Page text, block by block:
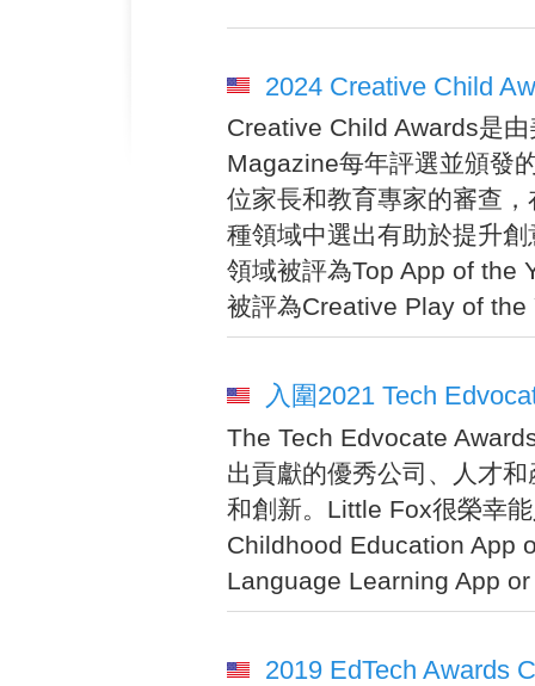
2024 Creative Child
Creative Child Awards是
Magazine每年評選並頒發
位家長和教育專家的審查
種領域中選出有助於提升
領域被評為Top App of the
被評為Creative Play of the
入圍2021 Tech
The Tech Edvocate
出貢獻的優秀公司、人才
和創新。Little Fox很榮幸
Childhood Education App
Language Learning App
2019 EdTech Awards